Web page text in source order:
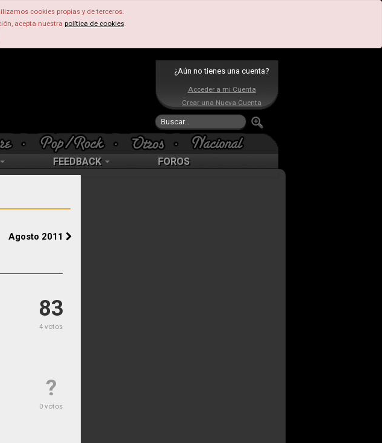
cookies propias y de terceros.
acepta nuestra política de cookies.
¿Aún no tienes una cuenta?
Acceder a mi Cuenta
Crear una Nueva Cuenta
FEEDBACK FOROS
Agosto 2011
83
4 votos
?
0 votos